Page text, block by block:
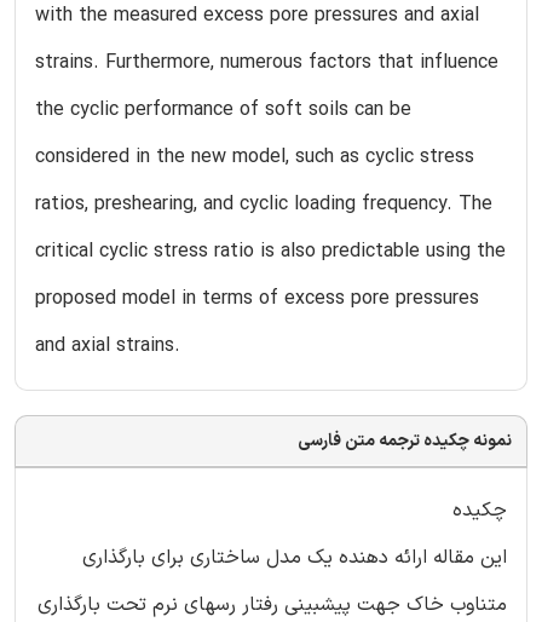
with the measured excess pore pressures and axial
strains. Furthermore, numerous factors that influence
the cyclic performance of soft soils can be
considered in the new model, such as cyclic stress
ratios, preshearing, and cyclic loading frequency. The
critical cyclic stress ratio is also predictable using the
proposed model in terms of excess pore pressures
and axial strains.
نمونه چکیده ترجمه متن فارسی
چکیده
این مقاله ارائه دهنده یک مدل ساختاری برای بارگذاری
متناوب خاک جهت پیشبینی رفتار رسهای نرم تحت بارگذاری